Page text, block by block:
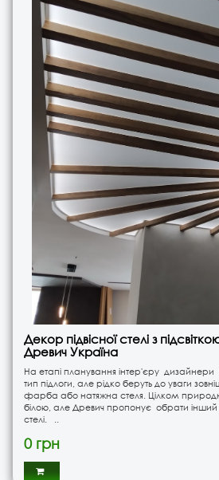
Декор підвісної стелі з
Древич Україна
На етапі планування інтер'єру дизайнери
тип підлоги, але рідко беруть до уваги
фарба або натяжна стеля. Цілком
білою, але Древич пропонує обрати інший
стелі. ..
0 грн